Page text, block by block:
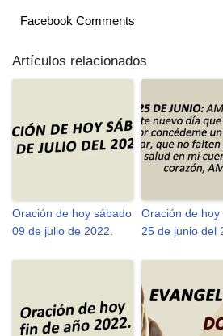
Facebook Comments
Artículos relacionados
Oración de hoy sábado
09 de julio de 2022.
Oración de hoy
25 de junio del